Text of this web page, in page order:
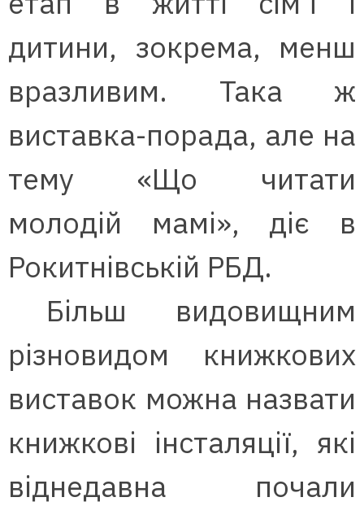
дитини, зокрема, менш
вразливим. Така ж
виставка-порада, але на
тему «Що читати
молодій мамі», діє в
Рокитнівській РБД.
Більш видовищним
різновидом книжкових
виставок можна назвати
книжкові інсталяції, які
віднедавна почали